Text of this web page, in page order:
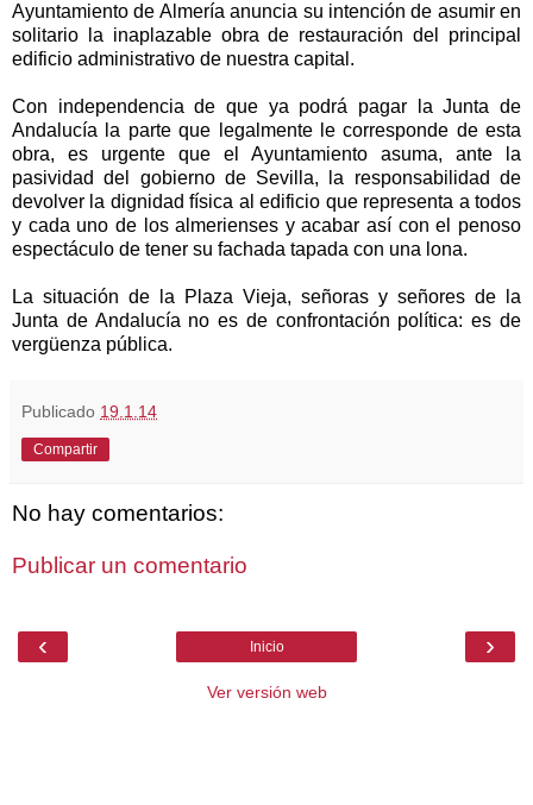
Ayuntamiento de Almería anuncia su intención de asumir en
solitario la inaplazable obra de restauración del principal
edificio administrativo de nuestra capital.
Con independencia de que ya podrá pagar la Junta de
Andalucía la parte que legalmente le corresponde de esta
obra, es urgente que el Ayuntamiento asuma, ante la
pasividad del gobierno de Sevilla, la responsabilidad de
devolver la dignidad física al edificio que representa a todos
y cada uno de los almerienses y acabar así con el penoso
espectáculo de tener su fachada tapada con una lona.
La situación de la Plaza Vieja, señoras y señores de la
Junta de Andalucía no es de confrontación política: es de
vergüenza pública.
Publicado 19.1.14
Compartir
No hay comentarios:
Publicar un comentario
‹ ›
Inicio
Ver versión web